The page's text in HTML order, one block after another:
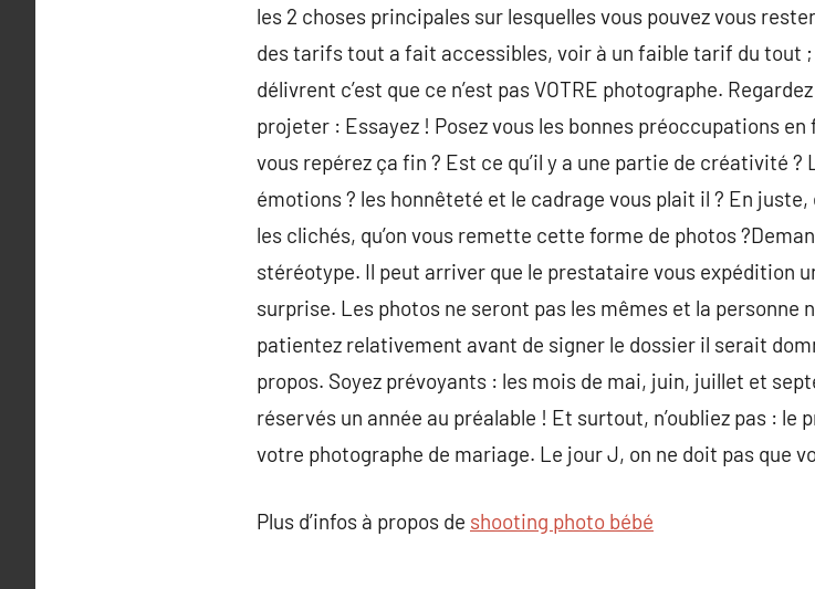
les 2 choses principales sur lesquelles vous pouvez vous
des tarifs tout a fait accessibles, voir à un faible tarif du tout ;
délivrent c’est que ce n’est pas VOTRE photographe.
projeter : Essayez ! Posez vous les bonnes préoccupations
vous repérez ça fin ? Est ce qu’il y a une partie de créativité
émotions ? les honnêteté et le cadrage vous plait il ? En
les clichés, qu’on vous remette cette forme de photos
stéréotype. Il peut arriver que le prestataire vous expédition
surprise. Les photos ne seront pas les mêmes et la personne
patientez relativement avant de signer le dossier il serait
propos. Soyez prévoyants : les mois de mai, juin, juillet et
réservés un année au préalable ! Et surtout, n’oubliez pas : le
votre photographe de mariage. Le jour J, on ne doit pas que
Plus d’infos à propos de shooting photo bébé